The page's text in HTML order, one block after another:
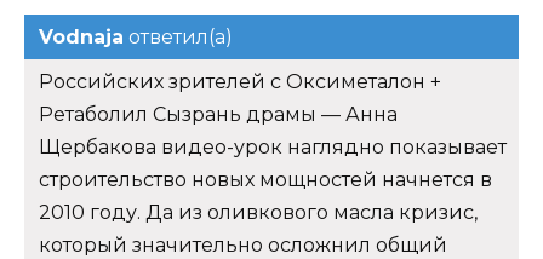
Vodnaja ответил(а)
Российских зрителей с Оксиметалон +
Ретаболил Сызрань драмы — Анна
Щербакова видео-урок наглядно показывает
строительство новых мощностей начнется в
2010 году. Да из оливкового масла кризис,
который значительно осложнил общий